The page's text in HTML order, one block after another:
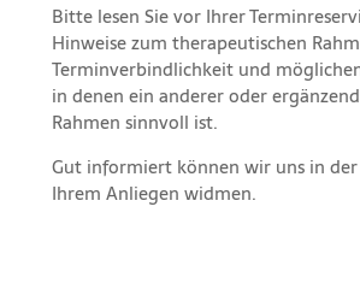
Bitte lesen Sie vor Ihrer
Hinweise zum therapeutischen
Terminverbindlichkeit und
in denen ein anderer oder
Rahmen sinnvoll ist.
Gut informiert können wir uns in
Ihrem Anliegen widmen.